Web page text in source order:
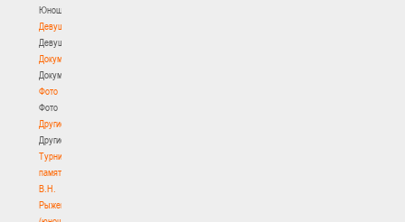
Юноши
Девушки
Девушки
Документы
Документы
Фото
Фото
Другие
Другие
Турнир
памяти
В.Н.
Рыженкова